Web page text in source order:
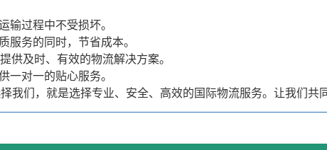
输过程中不受损坏。
务的同时，节省成本。
供及时、有效的物流解决方案。
一对一的贴心服务。
我们，就是选择专业、安全、高效的国际物流服务。让我们共